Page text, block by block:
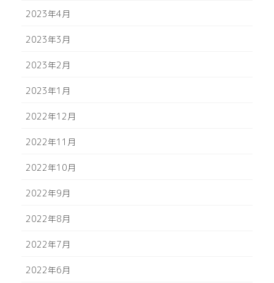
2023年4月
2023年3月
2023年2月
2023年1月
2022年12月
2022年11月
2022年10月
2022年9月
2022年8月
2022年7月
2022年6月